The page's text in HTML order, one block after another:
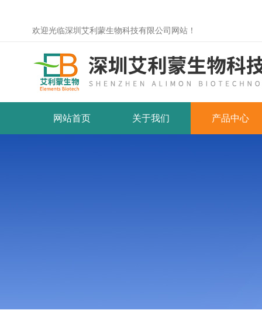
欢迎光临深圳艾利蒙生物科技有限公司网站！
网站首页 关于我们 产品中心